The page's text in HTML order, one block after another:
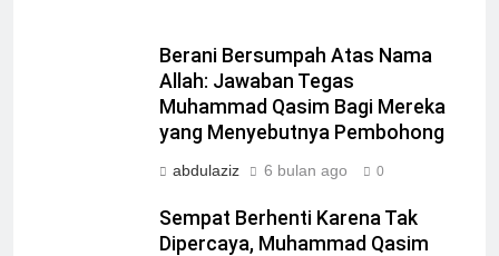
Berani Bersumpah Atas Nama
Allah: Jawaban Tegas
Muhammad Qasim Bagi Mereka
yang Menyebutnya Pembohong
abdulaziz 6 bulan ago 0
Sempat Berhenti Karena Tak
Dipercaya, Muhammad Qasim